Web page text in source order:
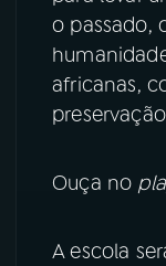
07 ÚLTIMAS
08FESTIVAL
ACOMPANHE A
o passado,
africanas,
Ouça no
A escola